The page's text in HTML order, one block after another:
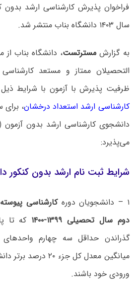
فراخوان پذیرش کارشناسی ارشد بدون
سال ۱۴۰۳ دانشگاه بناب منتشر شد.
به گزارش مسترتست، دانشگاه بناب
ظرفیت پذیرش با آزمون با شرایط
کارشناسی ارشد استعداد درخشان
دانشجوی کارشناسی ارشد بدون
می‌پذیرد:
شرایط ثبت نام ارشد بدون کنکور
۱ – دانشجویان دوره
کارشناسی
دوم سال تحصیلی ۱۳۹۹-۱۴۰۰
که تا
گذراندن حداقل سه چهارم
میانگین معدل کل جزء
ورودی خود باشند.